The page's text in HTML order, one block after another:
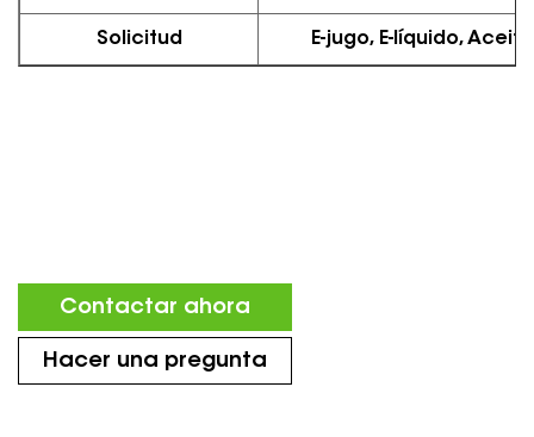
Solicitud E-jugo, E-líquido,
Contactar ahora
Hacer una pregunta